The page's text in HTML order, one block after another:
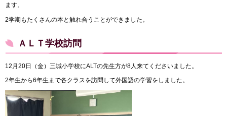
ます。
2学期もたくさんの本と触れ合うことができました。
ＡＬＴ学校訪問
12月20日（金）三城小学校にALTの先生方が8人来てくださいました。
2年生から6年生まで各クラスを訪問して外国語の学習をしました。